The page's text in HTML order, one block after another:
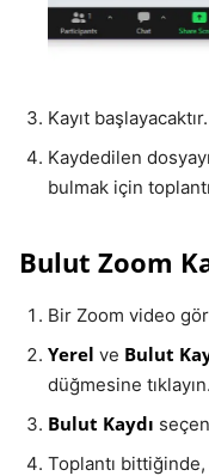
Kayıt başlayacaktır.
Kaydedilen
bulmak için
Bulut Zoom
Bir Zoom video
Yerel ve Bulut
düğmesine tıklayın.
Bulut Kaydı
Toplantı